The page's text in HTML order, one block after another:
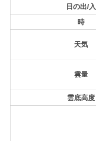
日の出/入
時
天気
雲量
雲底高度